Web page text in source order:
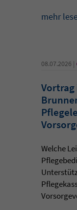
mehr
08.07.2026 |
Vortrag
Welche